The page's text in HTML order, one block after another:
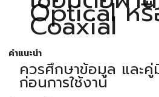
Optical ห
Coaxial
คำแนะนำ
ควรศึกษาข้อมูล และคู่
ก่อนการใช้งาน